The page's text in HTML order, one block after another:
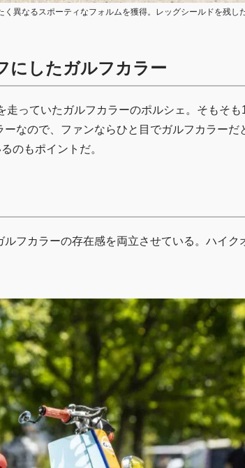
異なるスポーティなフォルムを獲得。レッグシールドを残し
にしたガルフカラー
っていたガルフカラーのポルシェ。そもそも
なので、ファンならひと目でガルフカラーだ
のもポイントだ。
フカラーの存在感を両立させている。ハイク